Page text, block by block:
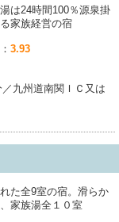
は24時間100％源泉掛
家族経営の宿
3.93
九州道南関ＩＣ又は
た全9室の宿。滑らか
家族湯全１０室